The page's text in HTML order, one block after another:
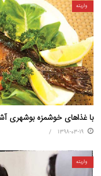
واریته
با غذاهای خوشمزه بوشهری
1398-03-19
واریته